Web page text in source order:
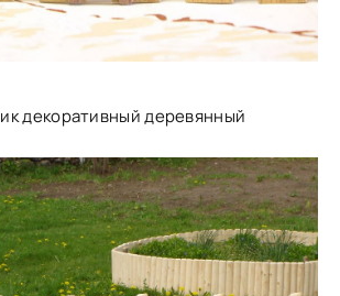
декоративный деревянный